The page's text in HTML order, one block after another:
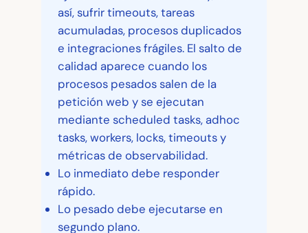
así, sufrir timeouts, tareas
acumuladas, procesos duplicados
e integraciones frágiles. El salto de
calidad aparece cuando los
procesos pesados salen de la
petición web y se ejecutan
mediante scheduled tasks, adhoc
tasks, workers, locks, timeouts y
métricas de observabilidad.
Lo inmediato debe responder
rápido.
Lo pesado debe ejecutarse en
segundo plano.